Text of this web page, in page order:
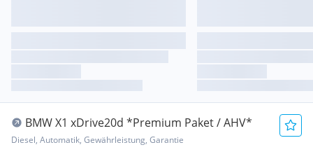
BMW X1 xDrive20d *Premium Paket / AHV*
Diesel, Automatik, Gewährleistung, Garantie